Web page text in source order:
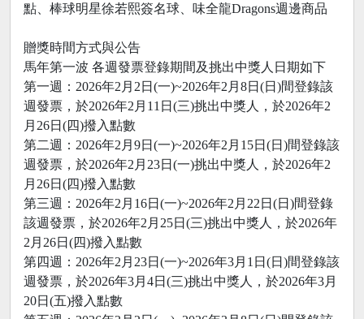
點、棒球明星徐若熙簽名球、味全龍Dragons週邊商品
贈獎時間方式與公告
馬年第一波 各週發票登錄期間及挑出中獎人日期如下
第一週：2026年2月2日(一)~2026年2月8日(日)間登錄該
週發票，於2026年2月11日(三)挑出中獎人，於2026年2
月26日(四)撥入點數
第二週：2026年2月9日(一)~2026年2月15日(日)間登錄該
週發票，於2026年2月23日(一)挑出中獎人，於2026年2
月26日(四)撥入點數
第三週：2026年2月16日(一)~2026年2月22日(日)間登錄
該週發票，於2026年2月25日(三)挑出中獎人，於2026年
2月26日(四)撥入點數
第四週：2026年2月23日(一)~2026年3月1日(日)間登錄該
週發票，於2026年3月4日(三)挑出中獎人，於2026年3月
20日(五)撥入點數